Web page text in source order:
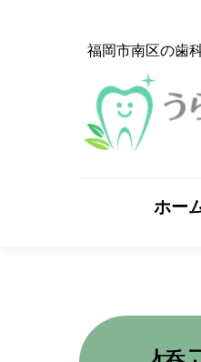
福岡市南区の歯
ホー